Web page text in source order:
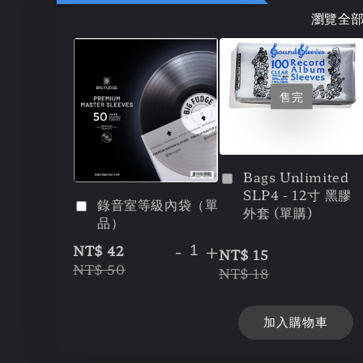
瀏覽全
錄音室等級內袋（單
品）
NT$ 42
NT$ 50
- +
售完
Bags Unlimited
SLP4 - 12寸 黑膠
外套 (單購)
NT$ 15
NT$ 18
加入購物車